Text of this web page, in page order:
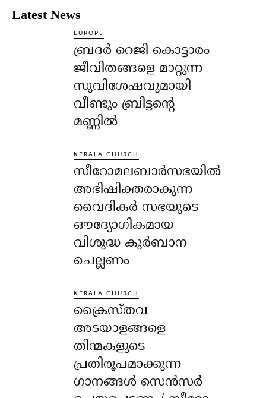
Latest News
EUROPE
ബ്രദർ റെജി കൊട്ടാരം
ജീവിതങ്ങളെ മാറ്റുന്ന
സുവിശേഷവുമായി
വീണ്ടും ബ്രിട്ടന്റെ
മണ്ണിൽ
KERALA CHURCH
സീറോമലബാർസഭയിൽ
അഭിഷിക്തരാകുന്ന
വൈദികർ സഭയുടെ
ഔദ്യോഗികമായ
വിശുദ്ധ കുർബാന
ചെല്ലണം
KERALA CHURCH
ക്രൈസ്തവ
അടയാളങ്ങളെ
തിന്മകളുടെ
പ്രതിരൂപമാക്കുന്ന
ഗാനങ്ങൾ സെൻസർ